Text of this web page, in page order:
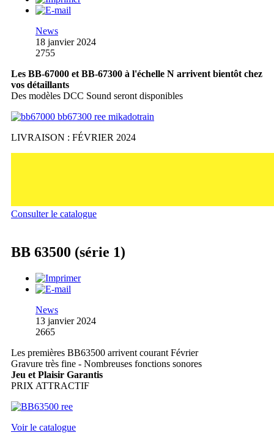
News
18 janvier 2024
2755
Les BB-67000 et BB-67300 à l'échelle N arrivent bientôt chez
vos détaillants
Des modèles DCC Sound seront disponibles
LIVRAISON : FÉVRIER 2024
Consulter le catalogue
BB 63500 (série 1)
News
13 janvier 2024
2665
Les premières BB63500 arrivent courant Février
Gravure très fine - Nombreuses fonctions sonores
Jeu et Plaisir Garantis
PRIX ATTRACTIF
Voir le catalogue